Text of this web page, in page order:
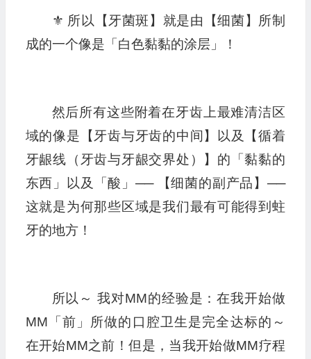
⚜️ 所以【牙菌斑】就是由【细菌】所制
成的一个像是「白色黏黏的涂层」！
然后所有这些附着在牙齿上最难清洁区
域的像是【牙齿与牙齿的中间】以及【循着
牙龈线（牙齿与牙龈交界处）】的「黏黏的
东西」以及「酸」── 【细菌的副产品】──
这就是为何那些区域是我们最有可能得到蛀
牙的地方！
所以～ 我对MM的经验是：在我开始做
MM「前」所做的口腔卫生是完全达标的～
在开始MM之前！但是，当我开始做MM疗程